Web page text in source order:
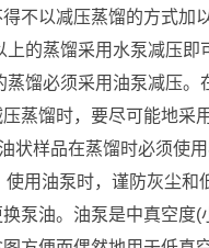
不以减压蒸馏的方式加
上的蒸馏采用水泵减压即
蒸馏必须采用油泵减压。
蒸馏时，要尽可能地采
状样品在蒸馏时必须使
使用油泵时，谨防灰尘和
泵油。油泵是中真空度(